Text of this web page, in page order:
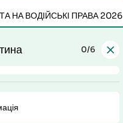
НА ВОДІЙСЬКІ ПРАВА 2026
0/6